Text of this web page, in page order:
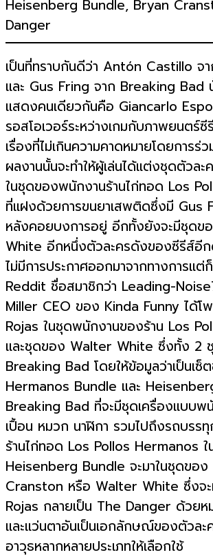
เป็นที่ทราบกันดีว่า Antón Castillo จ
และ Gus Fring จาก Breaking Bad
แสดงคนเดียวกันคือ Giancarlo
รอสโอเวอร์ระหว่างเกมกับภาพยนตร์
เรื่องที่ไม่เกินความคาดหมายโดยการร่
ผลงานนั้นจะทำให้ผู้เล่นได้แต่งชุดตัวละ
ในชุดของพนักงานร้านไก่ทอด Los
ที่แฝงด้วยการขนยาเสพติดซึ่งมี Gus
หลังคอยบงการอยู่ อีกทั้งยังจะมีชุดข
White อีกหนึ่งตัวละครดังของซีรีส์อีก
ไม่มีการประกาศออกมาจากทางการแต่
Reddit ชื่อสมาชิกว่า Leading-
Miller CEO ของ Kinda Funny ได้โ
Rojas ในชุดพนักงานของร้าน Los
และชุดของ Walter White ซึ่งทั้ง 2
Breaking Bad โดยให้ข้อมูลว่าเป็นเซ็
Hermanos Bundle และ
Breaking Bad ที่จะมีชุดเครื่องแบบพ
เปื้อน หมวก นาฬิกา รวมไปถึงรถบรร
ร้านไก่ทอด Los Pollos Hermanos
Heisenberg Bundle จะมาในชุดขอ
Cranston หรือ Walter White ซึ่งจะ
Rojas กลายเป็น The Danger ด้วยห
และแว่นตาอันเป็นเอกลักษณ์ของตัวล
อาวุธหลากหลายประเภทให้เลือกใช้